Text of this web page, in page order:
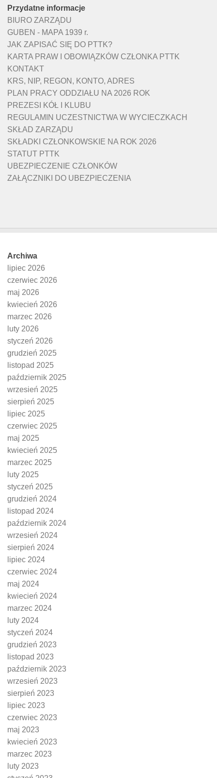
Przydatne informacje
BIURO ZARZĄDU
GUBEN - MAPA 1939 r.
JAK ZAPISAĆ SIĘ DO PTTK?
KARTA PRAW I OBOWIĄZKÓW CZŁONKA PTTK
KONTAKT
KRS, NIP, REGON, KONTO, ADRES
PLAN PRACY ODDZIAŁU NA 2026 ROK
PREZESI KÓŁ I KLUBU
REGULAMIN UCZESTNICTWA W WYCIECZKACH
SKŁAD ZARZĄDU
SKŁADKI CZŁONKOWSKIE NA ROK 2026
STATUT PTTK
UBEZPIECZENIE CZŁONKÓW
ZAŁĄCZNIKI DO UBEZPIECZENIA
Archiwa
lipiec 2026
czerwiec 2026
maj 2026
kwiecień 2026
marzec 2026
luty 2026
styczeń 2026
grudzień 2025
listopad 2025
październik 2025
wrzesień 2025
sierpień 2025
lipiec 2025
czerwiec 2025
maj 2025
kwiecień 2025
marzec 2025
luty 2025
styczeń 2025
grudzień 2024
listopad 2024
październik 2024
wrzesień 2024
sierpień 2024
lipiec 2024
czerwiec 2024
maj 2024
kwiecień 2024
marzec 2024
luty 2024
styczeń 2024
grudzień 2023
listopad 2023
październik 2023
wrzesień 2023
sierpień 2023
lipiec 2023
czerwiec 2023
maj 2023
kwiecień 2023
marzec 2023
luty 2023